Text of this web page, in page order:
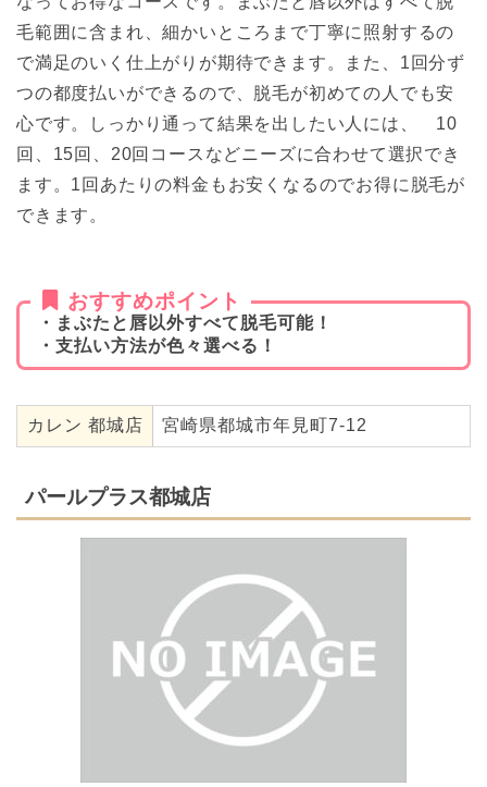
毛範囲に含まれ、細かいところまで丁寧に照射するの
で満足のいく仕上がりが期待できます。また、1回分ず
つの都度払いができるので、脱毛が初めての人でも安
心です。しっかり通って結果を出したい人には、 10
回、15回、20回コースなどニーズに合わせて選択でき
ます。1回あたりの料金もお安くなるのでお得に脱毛が
できます。
おすすめポイント
・まぶたと唇以外すべて脱毛可能！
・支払い方法が色々選べる！
カレン 都城店 宮崎県都城市年見町7-12
パールプラス都城店